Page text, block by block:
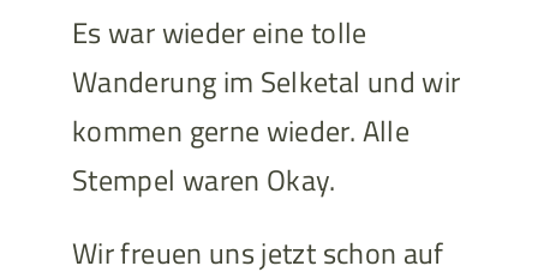
Es war wieder eine tolle
Wanderung im Selketal und wir
kommen gerne wieder. Alle
Stempel waren Okay.
Wir freuen uns jetzt schon auf